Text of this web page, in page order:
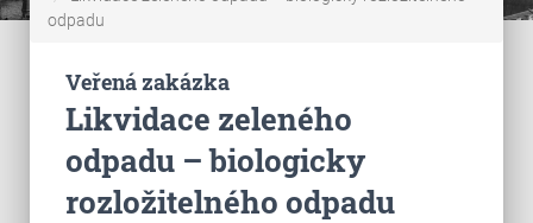
odpadu
Veřená zakázka
Likvidace zeleného
odpadu – biologicky
rozložitelného odpadu